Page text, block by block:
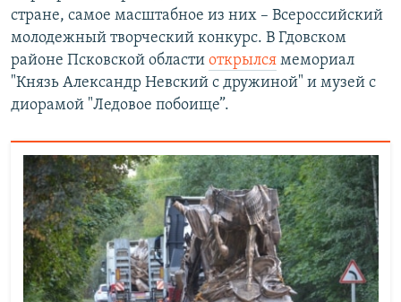
стране, самое масштабное из них – Всероссийский
молодежный творческий конкурс. В Гдовском
районе Псковской области открылся мемориал
"Князь Александр Невский с дружиной" и музей с
диорамой "Ледовое побоище”.